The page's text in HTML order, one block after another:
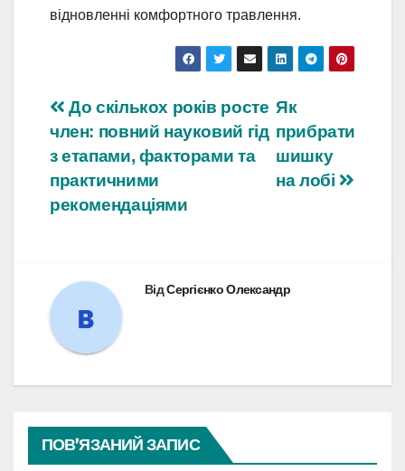
відновленні комфортного травлення.
Навігація
записів
Як
прибрати
шишку
на лобі
До скількох років росте
член: повний науковий гід
з етапами, факторами та
практичними
рекомендаціями
ВідСергієнко Олександр
ПОВ’ЯЗАНИЙ ЗАПИС